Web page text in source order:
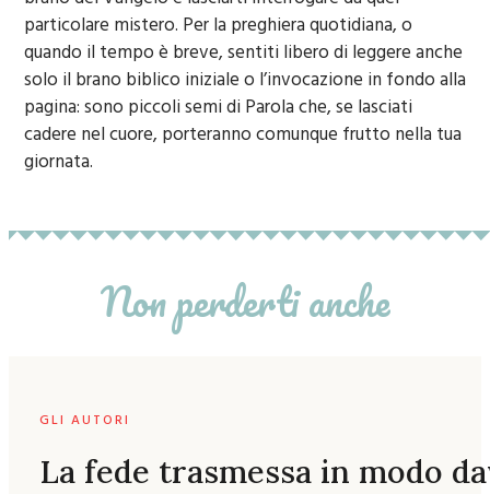
particolare mistero. Per la preghiera quotidiana, o
quando il tempo è breve, sentiti libero di leggere anche
solo il brano biblico iniziale o l’invocazione in fondo alla
pagina: sono piccoli semi di Parola che, se lasciati
cadere nel cuore, porteranno comunque frutto nella tua
giornata.
Non perderti anche
GLI AUTORI
La fede trasmessa in modo